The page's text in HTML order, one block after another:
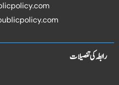
رابطہ کی تفصیلات